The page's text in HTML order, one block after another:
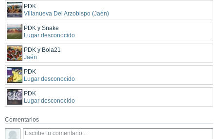
PDK
Villanueva Del Arzobispo (Jaén)
PDK y Snake
Lugar desconocido
PDK y Bola21
Jaén
PDK
Lugar desconocido
PDK
Lugar desconocido
Comentarios